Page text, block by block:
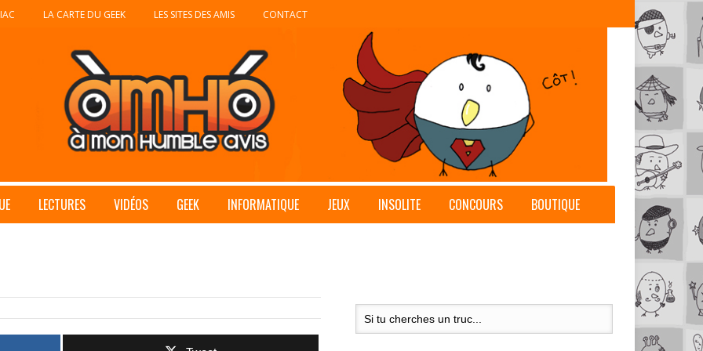
LA CARTE DU GEEK LES SITES DES AMIS CONTACT
LECTURES VIDÉOS GEEK INFORMATIQUE JEUX INSOLITE CONCOURS BOUTIQUE